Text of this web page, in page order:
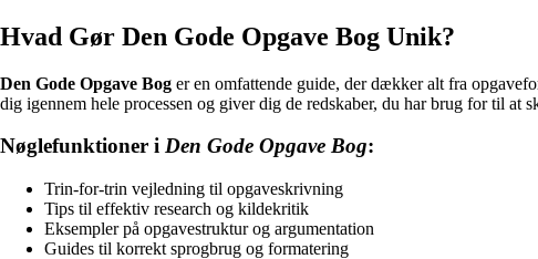
Hvad Gør Den Gode Opgave Bog Unik?
Den Gode Opgave Bog er en omfattende guide, der dækker alt fra
dig igennem hele processen og giver dig de redskaber, du har brug for til at
Nøglefunktioner i Den Gode Opgave Bog:
Trin-for-trin vejledning til opgaveskrivning
Tips til effektiv research og kildekritik
Eksempler på opgavestruktur og argumentation
Guides til korrekt sprogbrug og formatering